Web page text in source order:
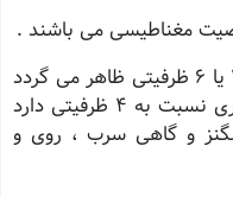
مغناطیسی می باشند .
عنصر فلز تنگستن بصورت ترکیبات 4 یا 6 ظرفیتی ظاهر می گردد
، که نوع 6 ظرفیتی آن فراوانی بیشتری نسبت به 4 ظرفیتی دارد
و گاهی سرب ، روی و